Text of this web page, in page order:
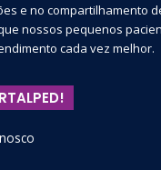
e no compartilhamento
nossos pequenos
cada vez melhor.